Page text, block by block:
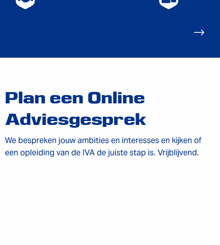
Plan een Online
Adviesgesprek
We bespreken jouw ambities en interesses en kijken of
een opleiding van de IVA de juiste stap is. Vrijblijvend.